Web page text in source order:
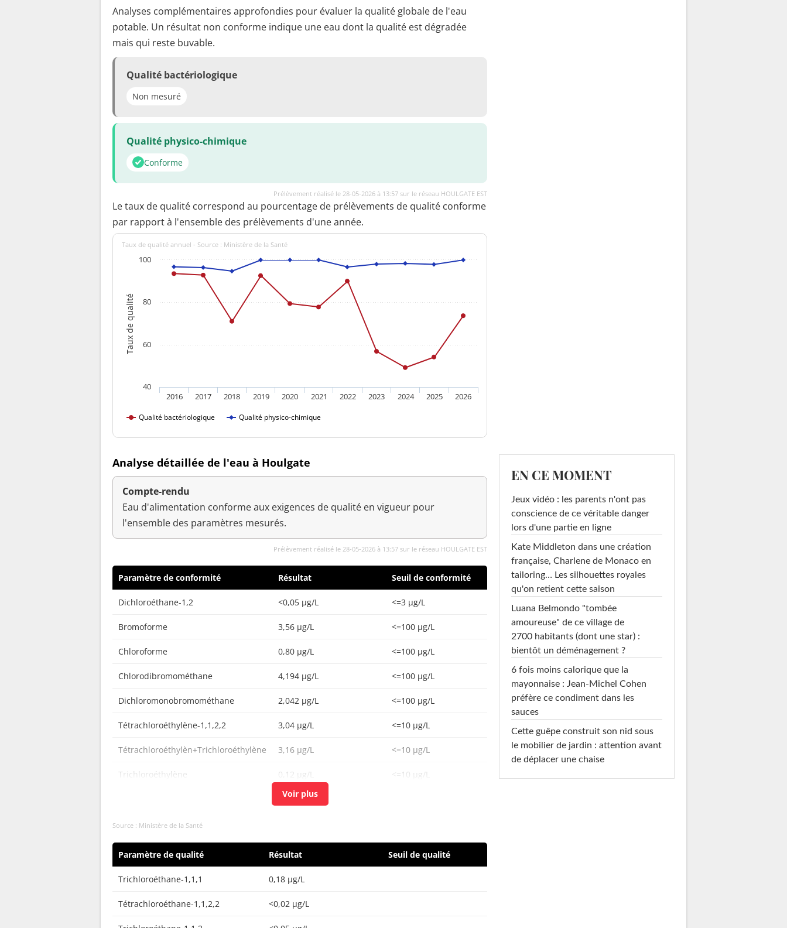
Analyses complémentaires approfondies pour évaluer la qualité globale de l'eau
potable. Un résultat non conforme indique une eau dont la qualité est dégradée
mais qui reste buvable.
Qualité bactériologique
Non mesuré
Qualité physico-chimique
Conforme
Prélèvement réalisé le 28-05-2026 à 13:57 sur le réseau HOULGATE EST
Le taux de qualité correspond au pourcentage de prélèvements de qualité conforme
par rapport à l'ensemble des prélèvements d'une année.
Taux de qualité
Taux de qualité annuel - Source : Ministère de la Santé
Qualité bactériologique Qualité physico-chimique
2016 2017 2018 2019 2020 2021 2022 2023 2024 2025 2026
40
60
80
100
Analyse détaillée de l'eau à Houlgate
Compte-rendu
Eau d'alimentation conforme aux exigences de qualité en vigueur pour
l'ensemble des paramètres mesurés.
Prélèvement réalisé le 28-05-2026 à 13:57 sur le réseau HOULGATE EST
Paramètre de conformité Résultat Seuil de conformité
Dichloroéthane-1,2 <0,05 µg/L <=3 µg/L
Bromoforme 3,56 µg/L <=100 µg/L
Chloroforme 0,80 µg/L <=100 µg/L
Chlorodibromométhane 4,194 µg/L <=100 µg/L
Dichloromonobromométhane 2,042 µg/L <=100 µg/L
Tétrachloroéthylène-1,1,2,2 3,04 µg/L <=10 µg/L
Tétrachloroéthylèn+Trichloroéthylène 3,16 µg/L <=10 µg/L
Trichloroéthylène 0,12 µg/L <=10 µg/L
10,6 µg/L
Source : Ministère de la Santé
Paramètre de qualité Résultat Seuil de qualité
Trichloroéthane-1,1,1 0,18 µg/L
Tétrachloroéthane-1,1,2,2 <0,02 µg/L
EN CE MOMENT
Jeux vidéo : les parents n'ont pas
conscience de ce véritable danger
lors d'une partie en ligne
Kate Middleton dans une création
française, Charlene de Monaco en
tailoring… Les silhouettes royales
qu'on retient cette saison
Luana Belmondo "tombée
amoureuse" de ce village de
2700 habitants (dont une star) :
bientôt un déménagement ?
6 fois moins calorique que la
mayonnaise : Jean-Michel Cohen
préfère ce condiment dans les
sauces
Cette guêpe construit son nid sous
le mobilier de jardin : attention avant
de déplacer une chaise